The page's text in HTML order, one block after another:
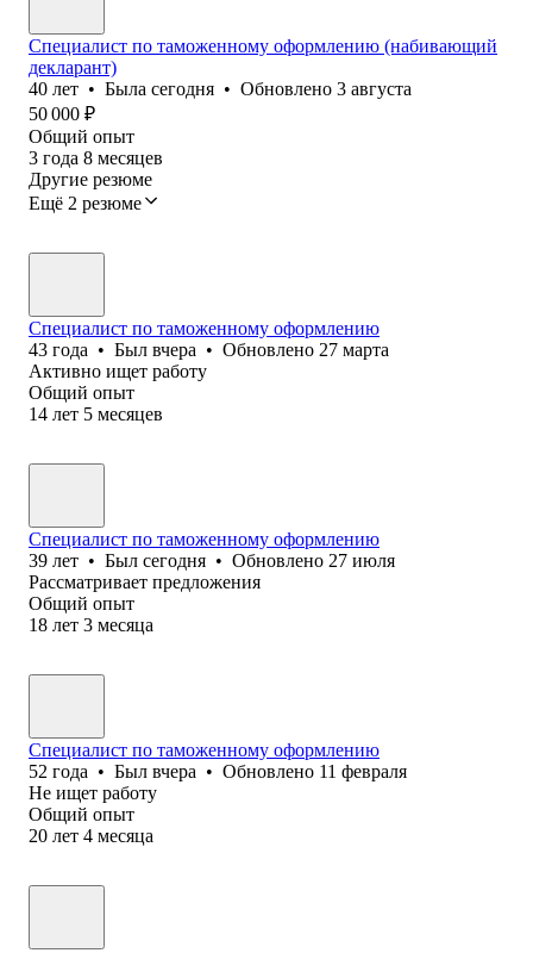
Специалист по таможенному оформлению (набивающий
декларант)
40 лет • Была сегодня • Обновлено 3 августа
50 000 ₽
Общий опыт
3 года 8 месяцев
Другие резюме
Ещё 2 резюме
Специалист по таможенному оформлению
43 года • Был вчера • Обновлено 27 марта
Активно ищет работу
Общий опыт
14 лет 5 месяцев
Специалист по таможенному оформлению
39 лет • Был сегодня • Обновлено 27 июля
Рассматривает предложения
Общий опыт
18 лет 3 месяца
Специалист по таможенному оформлению
52 года • Был вчера • Обновлено 11 февраля
Не ищет работу
Общий опыт
20 лет 4 месяца